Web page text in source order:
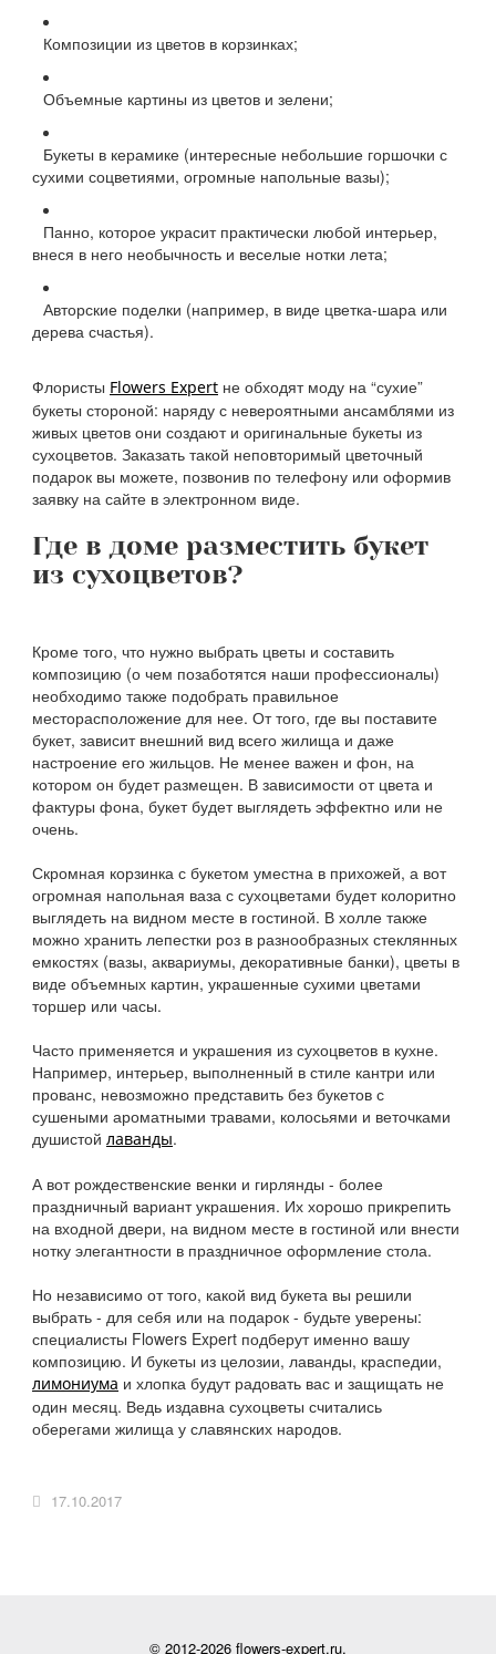
Композиции из цветов в корзинках;
Объемные картины из цветов и зелени;
Букеты в керамике (интересные небольшие горшочки с
сухими соцветиями, огромные напольные вазы);
Панно, которое украсит практически любой интерьер,
внеся в него необычность и веселые нотки лета;
Авторские поделки (например, в виде цветка-шара или
дерева счастья).
Флористы Flowers Expert не обходят моду на “сухие”
букеты стороной: наряду с невероятными ансамблями из
живых цветов они создают и оригинальные букеты из
сухоцветов. Заказать такой неповторимый цветочный
подарок вы можете, позвонив по телефону или оформив
заявку на сайте в электронном виде.
Где в доме разместить букет
из сухоцветов?
Кроме того, что нужно выбрать цветы и составить
композицию (о чем позаботятся наши профессионалы)
необходимо также подобрать правильное
месторасположение для нее. От того, где вы поставите
букет, зависит внешний вид всего жилища и даже
настроение его жильцов. Не менее важен и фон, на
котором он будет размещен. В зависимости от цвета и
фактуры фона, букет будет выглядеть эффектно или не
очень.
Скромная корзинка с букетом уместна в прихожей, а вот
огромная напольная ваза с сухоцветами будет колоритно
выглядеть на видном месте в гостиной. В холле также
можно хранить лепестки роз в разнообразных стеклянных
емкостях (вазы, аквариумы, декоративные банки), цветы в
виде объемных картин, украшенные сухими цветами
торшер или часы.
Часто применяется и украшения из сухоцветов в кухне.
Например, интерьер, выполненный в стиле кантри или
прованс, невозможно представить без букетов с
сушеными ароматными травами, колосьями и веточками
душистой лаванды.
А вот рождественские венки и гирлянды - более
праздничный вариант украшения. Их хорошо прикрепить
на входной двери, на видном месте в гостиной или внести
нотку элегантности в праздничное оформление стола.
Но независимо от того, какой вид букета вы решили
выбрать - для себя или на подарок - будьте уверены:
специалисты Flowers Expert подберут именно вашу
композицию. И букеты из целозии, лаванды, краспедии,
лимониума и хлопка будут радовать вас и защищать не
один месяц. Ведь издавна сухоцветы считались
оберегами жилища у славянских народов.
17.10.2017
© 2012-2026 flowers-expert.ru.